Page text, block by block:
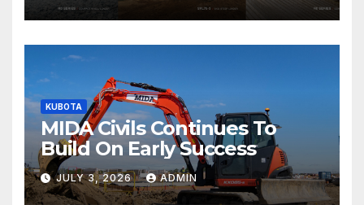
KUBOTA
MIDA Civils Continues To
Build On Early Success
JULY 3, 2026 ADMIN